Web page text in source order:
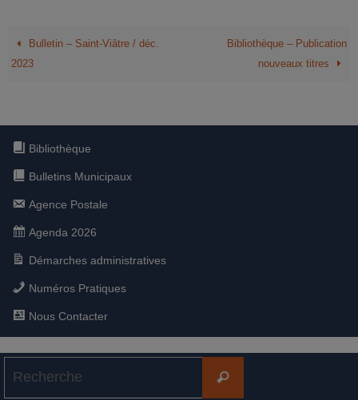
Bulletin – Saint-Viâtre / déc.
2023
Bibliothèque – Publication
nouveaux titres
Bibliothèque
Bulletins Municipaux
Agence Postale
Agenda 2026
Démarches administratives
Numéros Pratiques
Nous Contacter